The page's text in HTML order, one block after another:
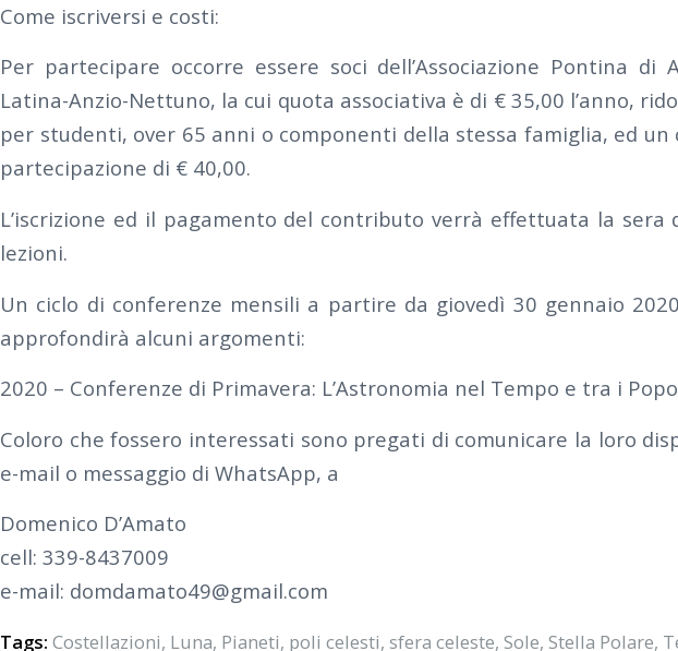
Come iscriversi e costi:
Per partecipare occorre essere soci dell’Associazione Pontina di
Latina-Anzio-Nettuno, la cui quota associativa è di € 35,00 l’anno,
per studenti, over 65 anni o componenti della stessa famiglia, ed
partecipazione di € 40,00.
L’iscrizione ed il pagamento del contributo verrà effettuata la sera
lezioni.
Un ciclo di conferenze mensili a partire da giovedì 30 gennaio
approfondirà alcuni argomenti:
2020 – Conferenze di Primavera: L’Astronomia nel Tempo e tra i
Coloro che fossero interessati sono pregati di comunicare la loro
e-mail o messaggio di WhatsApp, a
Domenico D’Amato
cell: 339-8437009
e-mail: domdamato49@gmail.com
Tags: Costellazioni, Luna, Pianeti, poli celesti, sfera celeste, Sole, Stella Polare,